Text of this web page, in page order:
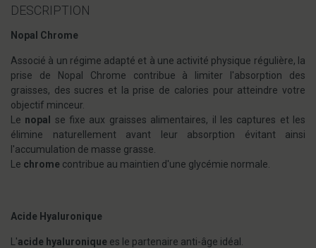
DESCRIPTION
Nopal Chrome
Associé à un régime adapté et à une activité physique régulière, la
prise de Nopal Chrome contribue à limiter l'absorption des
graisses, des sucres et la prise de calories pour atteindre votre
objectif minceur.
Le nopal
se fixe aux graisses alimentaires, il les captures et les
élimine naturellement avant leur absorption évitant ainsi
l'accumulation de masse grasse.
Le chrome contribue au maintien d'une glycémie normale.
Acide Hyaluronique
L'acide hyaluronique es le partenaire anti-âge idéal.